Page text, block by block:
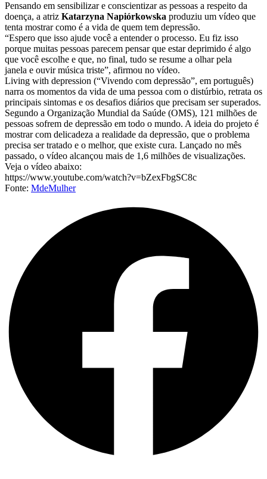
Pensando em sensibilizar e conscientizar as pessoas a respeito da
doença, a atriz Katarzyna Napiórkowska produziu um vídeo que
tenta mostrar como é a vida de quem tem depressão.
“Espero que isso ajude você a entender o processo. Eu fiz isso
porque muitas pessoas parecem pensar que estar deprimido é algo
que você escolhe e que, no final, tudo se resume a olhar pela
janela e ouvir música triste”, afirmou no vídeo.
Living with depression (“Vivendo com depressão”, em português)
narra os momentos da vida de uma pessoa com o distúrbio, retrata os
principais sintomas e os desafios diários que precisam ser superados.
Segundo a Organização Mundial da Saúde (OMS), 121 milhões de
pessoas sofrem de depressão em todo o mundo. A ideia do projeto é
mostrar com delicadeza a realidade da depressão, que o problema
precisa ser tratado e o melhor, que existe cura. Lançado no mês
passado, o vídeo alcançou mais de 1,6 milhões de visualizações.
Veja o vídeo abaixo:
https://www.youtube.com/watch?v=bZexFbgSC8c
Fonte: MdeMulher